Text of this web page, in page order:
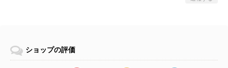
ショップの評価